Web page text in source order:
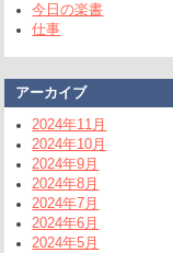
今日の楽書
仕事
アーカイブ
2024年11月
2024年10月
2024年9月
2024年8月
2024年7月
2024年6月
2024年5月